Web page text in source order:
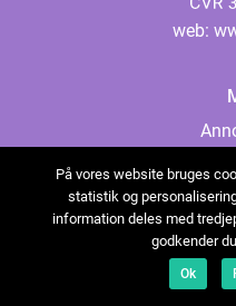
web:
På vores website bruges
statistik og
information deles med
godkender
Ok